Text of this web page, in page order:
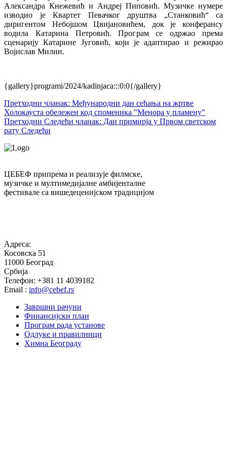
Александра Кнежевић и Андреј Пиповић. Музичке нумере
изводио је Квартет Певачког друштва „Станковић“ са
диригентом Небојшом Цвијановићем, док је конферансу
водила Катарина Петровић. Програм се одржао према
сценарију Катарине Југовић, који је адаптирао и режирао
Војислав Милин.
{gallery}programi/2024/kadinjaca:::0:0{/gallery}
Претходни чланак: Међународни дан сећања на жртве
Холокауста обележен код споменика "Менора у пламену"
Претходни Следећи чланак: Дан примирја у Првом светском
рату Следећи
ЦЕБЕФ припрема и реализује филмске,
музичке и мултимедијалне амбијенталне
фестивале са вишедеценијском традицијом
Адреса:
Косовска 51
11000 Београд
Србија
Телефон: +381 11 4039182
Email : info@cebef.rs
Завршни рачуни
Финансијски план
Програм рада установе
Одлуке и правилници
Химна Београду